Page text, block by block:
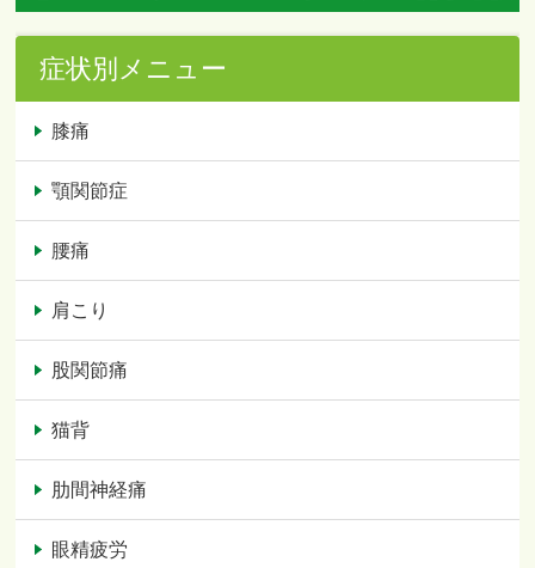
症状別メニュー
膝痛
顎関節症
腰痛
肩こり
股関節痛
猫背
肋間神経痛
眼精疲労